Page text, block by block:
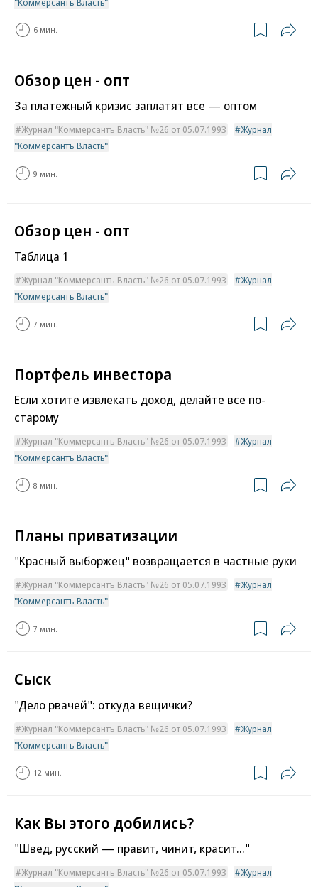
6 мин.
Обзор цен - опт
За платежный кризис заплатят все — оптом
Журнал "Коммерсантъ Власть" №26 от 05.07.1993
Журнал
"Коммерсантъ Власть"
9 мин.
Обзор цен - опт
Таблица 1
Журнал "Коммерсантъ Власть" №26 от 05.07.1993
Журнал
"Коммерсантъ Власть"
7 мин.
Портфель инвестора
Если хотите извлекать доход, делайте все по-
старому
Журнал "Коммерсантъ Власть" №26 от 05.07.1993
Журнал
"Коммерсантъ Власть"
8 мин.
Планы приватизации
"Красный выборжец" возвращается в частные руки
Журнал "Коммерсантъ Власть" №26 от 05.07.1993
Журнал
"Коммерсантъ Власть"
7 мин.
Сыск
"Дело рвачей": откуда вещички?
Журнал "Коммерсантъ Власть" №26 от 05.07.1993
Журнал
"Коммерсантъ Власть"
12 мин.
Как Вы этого добились?
"Швед, русский — правит, чинит, красит..."
Журнал "Коммерсантъ Власть" №26 от 05.07.1993
Журнал